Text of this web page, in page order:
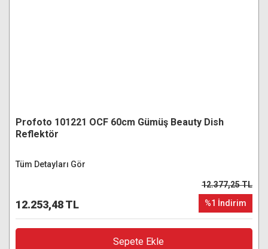
Profoto 101221 OCF 60cm Gümüş Beauty Dish
Reflektör
Tüm Detayları Gör
12.253,48 TL
12.377,25 TL
%1 İndirim
Sepete Ekle